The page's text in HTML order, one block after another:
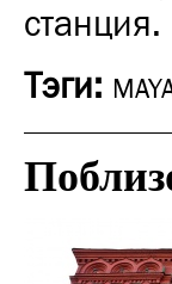
станция.
Тэги: